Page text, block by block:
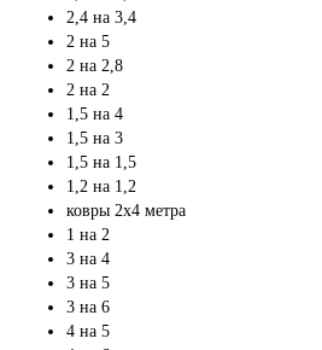
2,4 на 3,4
2 на 5
2 на 2,8
2 на 2
1,5 на 4
1,5 на 3
1,5 на 1,5
1,2 на 1,2
ковры 2х4 метра
1 на 2
3 на 4
3 на 5
3 на 6
4 на 5